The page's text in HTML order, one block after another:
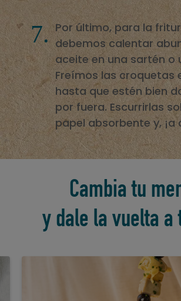
Por último, para la
debemos calentar
aceite en una sartén o
Freímos las croquetas
hasta que estén bien
por fuera. Escurrirlas
papel absorbente y, ¡a
Cambia tu
y dale la vuelta a